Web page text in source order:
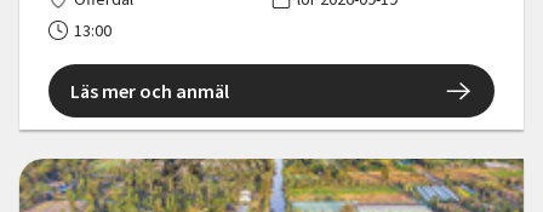
13:00
Läs mer och anmäl